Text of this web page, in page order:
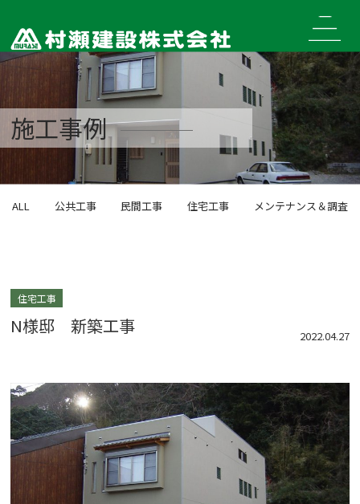
content
施工事例
ALL 公共工事 民間工事 住宅工事 メンテナンス＆調査
住宅工事
N様邸 新築工事 2022.04.27